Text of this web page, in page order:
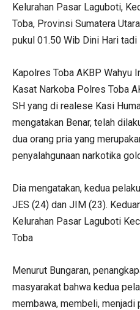
Kelurahan Pasar Laguboti,
Toba, Provinsi Sumatera
pukul 01.50 Wib Dini Hari tadi
Kapolres Toba AKBP Wahyu
Kasat Narkoba Polres Toba
SH yang di realese Kasi
mengatakan Benar, telah
dua orang pria yang
penyalahgunaan narkotika
Dia mengatakan, kedua
JES (24) dan JIM (23).
Kelurahan Pasar Laguboti
Toba
Menurut Bungaran,
masyarakat bahwa kedua
membawa, membeli, menjadi